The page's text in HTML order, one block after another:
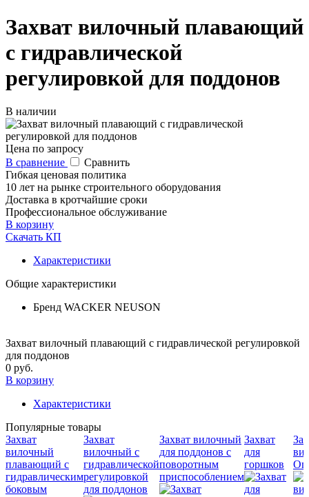
Захват вилочный плавающий
с гидравлической
регулировкой для поддонов
В наличии
Цена по запросу
В сравнение
Сравнить
Гибкая ценовая политика
10 лет на рынке строительного оборудования
Доставка в кротчайшие сроки
Профессиональное обслуживание
В корзину
Скачать КП
Характеристики
Общие характеристики
Бренд WACKER NEUSON
Захват вилочный плавающий с гидравлической регулировкой
для поддонов
0 руб.
В корзину
Характеристики
Популярные товары
Захват
вилочный
плавающий с
гидравлическим
боковым
Захват
вилочный с
гидравлической
регулировкой
для поддонов
Захват вилочный
для поддонов с
поворотным
приспособлением
Захват
для
горшков